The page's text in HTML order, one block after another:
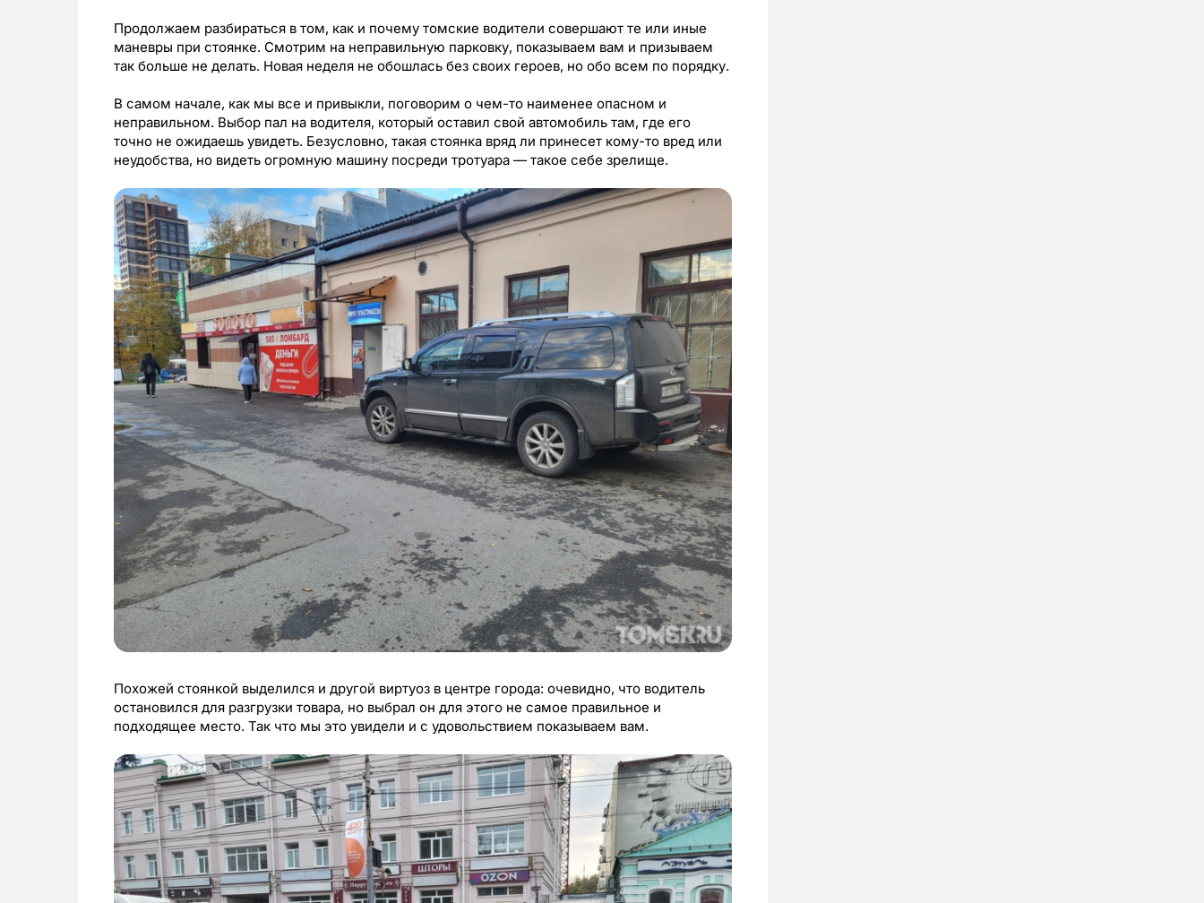
Продолжаем разбираться в том, как и почему томские водители совершают те или иные
маневры при стоянке. Смотрим на неправильную парковку, показываем вам и призываем
так больше не делать. Новая неделя не обошлась без своих героев, но обо всем по порядку.
В самом начале, как мы все и привыкли, поговорим о чем-то наименее опасном и
неправильном. Выбор пал на водителя, который оставил свой автомобиль там, где его
точно не ожидаешь увидеть. Безусловно, такая стоянка вряд ли принесет кому-то вред или
неудобства, но видеть огромную машину посреди тротуара — такое себе зрелище.
Похожей стоянкой выделился и другой виртуоз в центре города: очевидно, что водитель
остановился для разгрузки товара, но выбрал он для этого не самое правильное и
подходящее место. Так что мы это увидели и с удовольствием показываем вам.